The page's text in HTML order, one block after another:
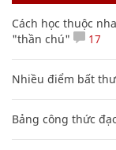
Cách học thuộc
"thần chú"
17
Nhiều điểm bất
Bảng công thức